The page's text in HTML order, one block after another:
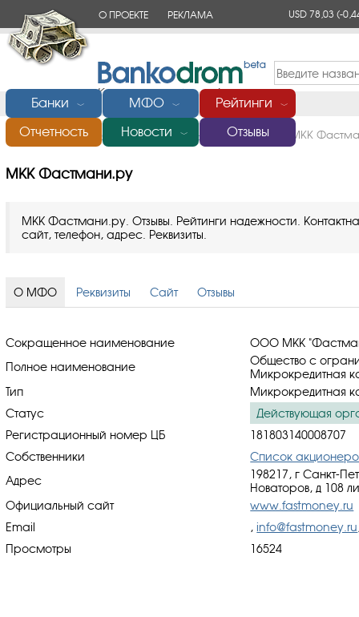
О ПРОЕКТЕ РЕКЛАМА USD 78,03(-
Банки ﹀ МФО ﹀ Рейтинги ﹀
Отчетность Новости ﹀ Отзывы
Главная/Микрофинансовые организации (МФО) МКК
МКК Фастмани.ру
МКК Фастмани.ру. Отзывы. Рейтинги надежности.
сайт, телефон, адрес. Реквизиты.
О МФО Реквизиты Сайт Отзывы
Сокращенное наименование
ООО МКК
Полное наименование
Общество с
Микрокредитная
Тип
Микрокредитная
Статус
Действующая
Регистрационный номер ЦБ
181803140008707
Собственники
Список
Адрес
198217, г Санкт-
Новаторов, д 108
Официальный сайт
www.fastmoney.ru
Email
,info@fastmoney.ru
Просмотры
16524